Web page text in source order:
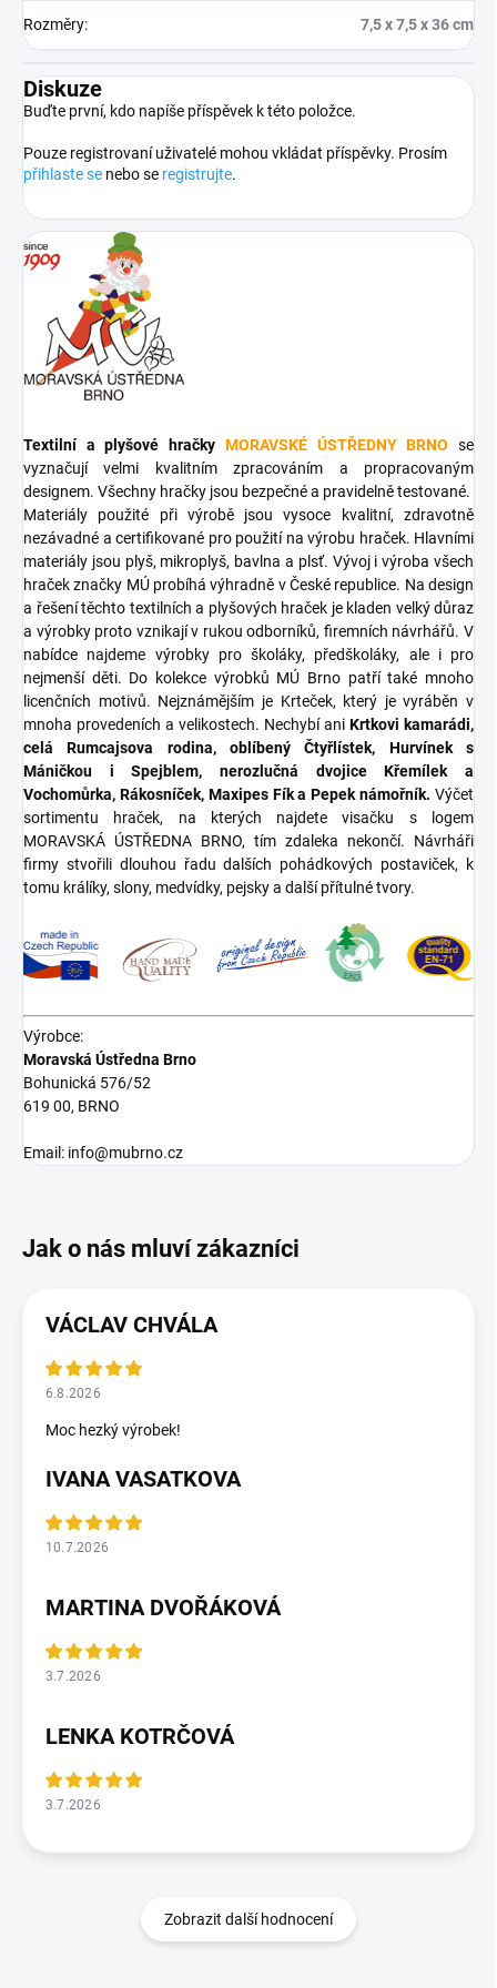
Rozměry: 7,5 x 7,5 x 36 cm
Diskuze
Buďte první, kdo napíše příspěvek k této položce.
Pouze registrovaní uživatelé mohou vkládat příspěvky. Prosím
přihlaste se nebo se registrujte.
Textilní a plyšové hračky MORAVSKÉ ÚSTŘEDNY BRNO se
vyznačují velmi kvalitním zpracováním a propracovaným
designem. Všechny hračky jsou bezpečné a pravidelně testované.
Materiály použité při výrobě jsou vysoce kvalitní, zdravotně
nezávadné a certifikované pro použití na výrobu hraček. Hlavními
materiály jsou plyš, mikroplyš, bavlna a plsť. Vývoj i výroba všech
hraček značky MÚ probíhá výhradně v České republice. Na design
a řešení těchto textilních a plyšových hraček je kladen velký důraz
a výrobky proto vznikají v rukou odborníků, firemních návrhářů. V
nabídce najdeme výrobky pro školáky, předškoláky, ale i pro
nejmenší děti. Do kolekce výrobků MÚ Brno patří také mnoho
licenčních motivů. Nejznámějším je Krteček, který je vyráběn v
mnoha provedeních a velikostech. Nechybí ani Krtkovi kamarádi,
celá Rumcajsova rodina, oblíbený Čtyřlístek, Hurvínek s
Máničkou i Spejblem, nerozlučná dvojice Křemílek a
Vochomůrka, Rákosníček, Maxipes Fík a Pepek námořník. Výčet
sortimentu hraček, na kterých najdete visačku s logem
MORAVSKÁ ÚSTŘEDNA BRNO, tím zdaleka nekončí. Návrháři
firmy stvořili dlouhou řadu dalších pohádkových postaviček, k
tomu králíky, slony, medvídky, pejsky a další přítulné tvory.
Výrobce:
Moravská Ústředna Brno
Bohunická 576/52
619 00, BRNO
Email: info@mubrno.cz
VÁCLAV CHVÁLA
6.8.2026
Moc hezký výrobek!
IVANA VASATKOVA
10.7.2026
MARTINA DVOŘÁKOVÁ
3.7.2026
LENKA KOTRČOVÁ
3.7.2026
Zobrazit další hodnocení